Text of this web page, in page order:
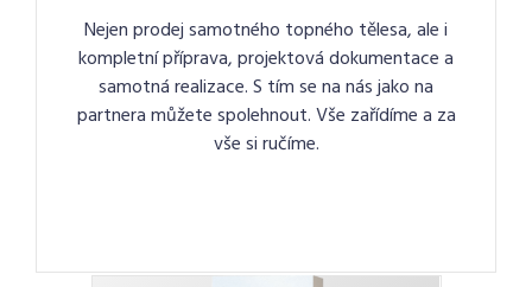
Nejen prodej samotného topného tělesa, ale i
kompletní příprava, projektová dokumentace a
samotná realizace. S tím se na nás jako na
partnera můžete spolehnout. Vše zařídíme a za
vše si ručíme.